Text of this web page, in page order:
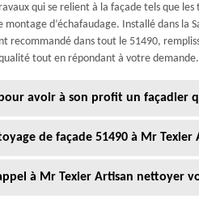
qui se relient à la façade tels que
montage d’échafaudage. Installé dans
recommandé dans tout le 51490,
tout en répondant à votre demande.
avoir à son profit un façadier
de façade 51490 à Mr Texier
à Mr Texier Artisan nettoyer